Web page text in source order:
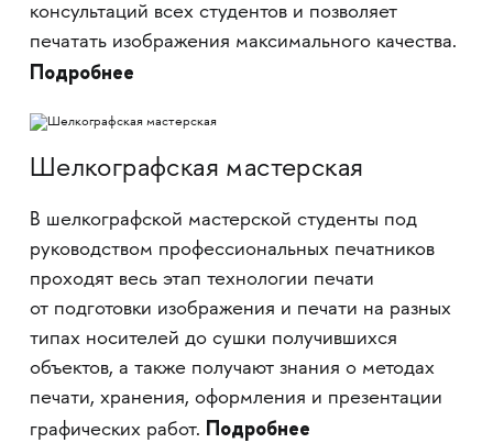
консультаций всех студентов и позволяет
печатать изображения максимального качества.
Подробнее
Шелкографская мастерская
В шелкографской мастерской студенты под
руководством профессиональных печатников
проходят весь этап технологии печати
от подготовки изображения и печати на разных
типах носителей до сушки получившихся
объектов, а также получают знания о методах
печати, хранения, оформления и презентации
графических работ. Подробнее